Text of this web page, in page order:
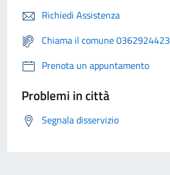
Richiedi Assistenza
Chiama il comune 0362924423
Prenota un appuntamento
Problemi in città
Segnala disservizio